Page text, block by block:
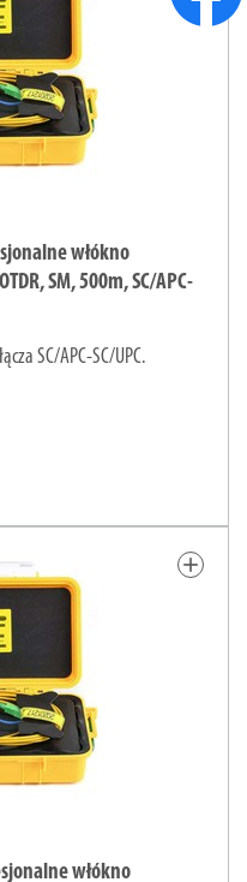
włókno
SM, 500m, SC/APC-
SC/APC-SC/UPC.
add
włókno